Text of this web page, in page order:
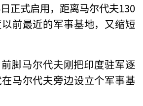
正式启用，距离马尔代夫130
前最近的军事基地，又缩短
脚马尔代夫刚把印度驻军逐
马尔代夫旁边设立个军事基